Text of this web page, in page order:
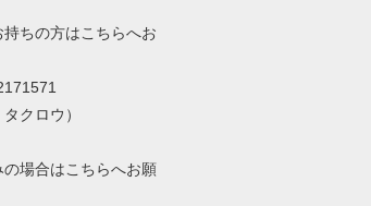
ちの方はこちらへお
クロウ）
場合はこちらへお願